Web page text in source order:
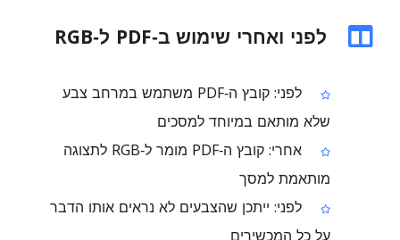
לפני ואחרי שימוש ב‑PDF ל‑RGB
לפני: קובץ ה‑PDF משתמש במרחב צבע
שלא מותאם במיוחד למסכים
אחרי: קובץ ה‑PDF מומר ל‑RGB לתצוגה
מותאמת למסך
לפני: ייתכן שהצבעים לא נראים אותו הדבר